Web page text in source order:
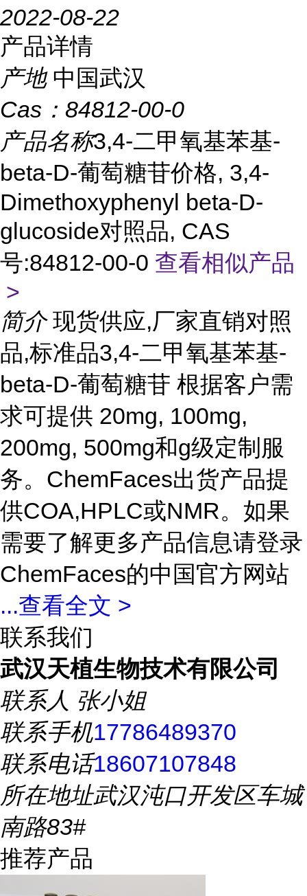
2022-08-22
产品详情
产地 中国武汉
Cas： 84812-00-0
产品名称3,4-二甲氧基苯基-
beta-D-葡萄糖苷价格, 3,4-
Dimethoxyphenyl beta-D-
glucoside对照品, CAS
号:84812-00-0 查看相似产品
>
简介 现货供应,厂家直销对照
品,标准品3,4-二甲氧基苯基-
beta-D-葡萄糖苷 根据客户需
求可提供 20mg, 100mg,
200mg, 500mg和g级定制服
务。ChemFaces出货产品提
供COA,HPLC或NMR。如果
需要了解更多产品信息请登录
ChemFaces的中国官方网站
...查看全文 >
联系我们
武汉天植生物技术有限公司
联系人 张小姐
联系手机17786489370
联系电话18607107848
所在地址武汉沌口开发区车城
南路83#
推荐产品